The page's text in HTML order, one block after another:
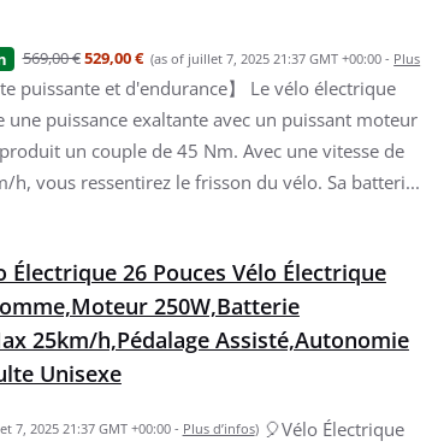
569,00 €529,00 € (as of juillet 7, 2025 21:37 GMT +00:00 - Plus
puissante et d'endurance】 Le vélo électrique
puissance exaltante avec un puissant moteur
un couple de 45 Nm. Avec une vitesse de
h, vous ressentirez le frisson du vélo. Sa batteri...
Électrique 26 Pouces Vélo Électrique
250W,Batterie
25km/h,Pédalage Assisté,Autonomie
Unisexe
7, 2025 21:37 GMT +00:00 - Plus d’infos) 🎈Vélo Électrique